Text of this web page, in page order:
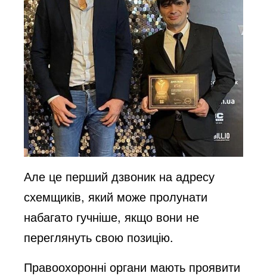
Але це перший дзвоник на адресу
схемщиків, який може пролунати
набагато гучніше, якщо вони не
переглянуть свою позицію.
Правоохоронні органи мають проявити